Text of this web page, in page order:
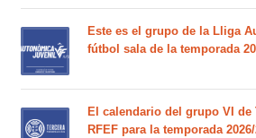
Este es el grupo de la Lliga
fútbol sala de la temporada
El calendario del grupo VI de
RFEF para la temporada